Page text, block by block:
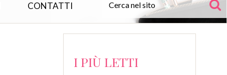
CONTATTI
I PIÙ LETTI